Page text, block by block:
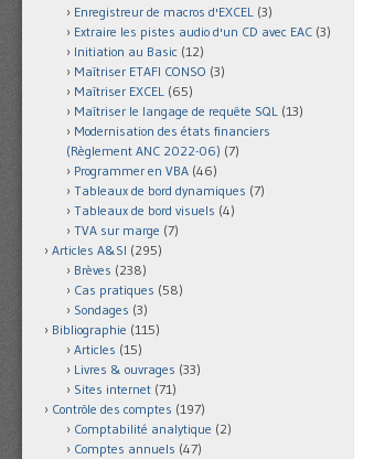
Enregistreur de macros d'EXCEL (3)
Extraire les pistes audio d'un CD avec EAC (3)
Initiation au Basic (12)
Maîtriser ETAFI CONSO (3)
Maîtriser EXCEL (65)
Maîtriser le langage de requête SQL (13)
Modernisation des états financiers
(Règlement ANC 2022-06) (7)
Programmer en VBA (46)
Tableaux de bord dynamiques (7)
Tableaux de bord visuels (4)
TVA sur marge (7)
Articles A&SI (295)
Brèves (238)
Cas pratiques (58)
Sondages (3)
Bibliographie (115)
Articles (15)
Livres & ouvrages (33)
Sites internet (71)
Contrôle des comptes (197)
Comptabilité analytique (2)
Comptes annuels (47)